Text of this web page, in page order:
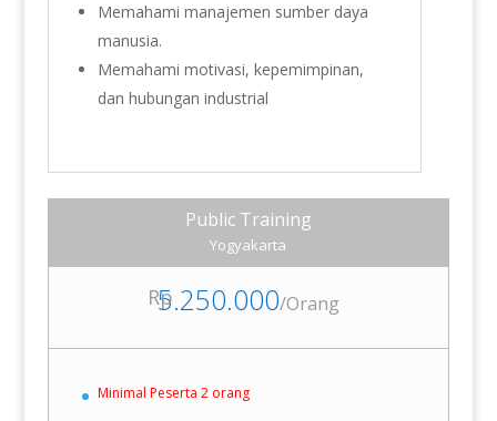
Memahami manajemen sumber daya
manusia.
Memahami motivasi, kepemimpinan,
dan hubungan industrial
Public Training
Yogyakarta
Rp
5.250.000/Orang
Minimal Peserta 2 orang